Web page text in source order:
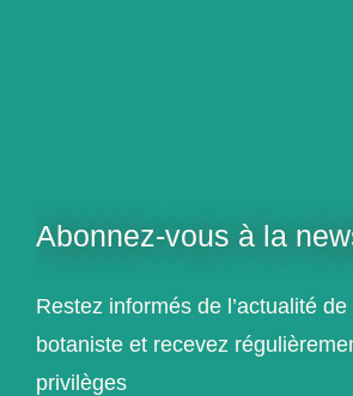
Abonnez-vous à la
Restez informés de l’actualité
botaniste et recevez
privilèges